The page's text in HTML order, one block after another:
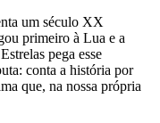
um século XX
primeiro à Lua e a
pega esse
conta a história por
que, na nossa própria